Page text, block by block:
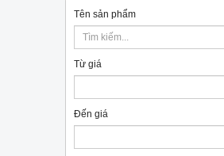
Tên sản phẩm
Từ giá
Đến giá